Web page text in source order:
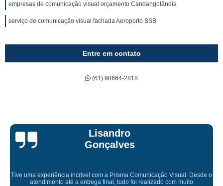
empresas de comunicação visual orçamento Candangolândia
serviço de comunicação visual fachada Aeroporto BSB
Entre em contato
(61) 98664-2818
Bruna Eduarda